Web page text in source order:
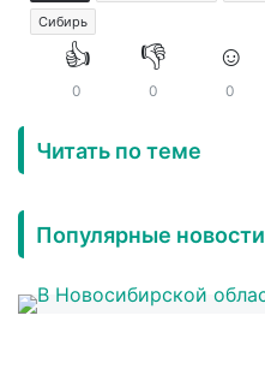
Сибирь
👍
0
👎
0
☺️
0
Читать по теме
Популярные новости